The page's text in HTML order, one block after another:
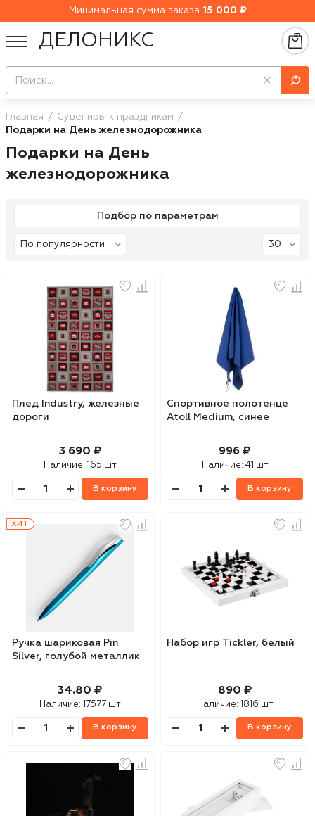
Минимальная сумма заказа 15 000 ₽
ДЕЛОНИКС
Главная
Сувениры к праздникам
Подарки на День железнодорожника
Подарки на День
железнодорожника
Подбор по параметрам
Плед Industry, железные
дороги
3 690 ₽
Наличие: 165 шт
В корзину
Спортивное полотенце
Atoll Medium, синее
996 ₽
Наличие: 41 шт
В корзину
ХИТ
Ручка шариковая Pin
Silver, голубой металлик
34.80 ₽
Наличие: 17577 шт
В корзину
Набор игр Tickler, белый
890 ₽
Наличие: 1816 шт
В корзину